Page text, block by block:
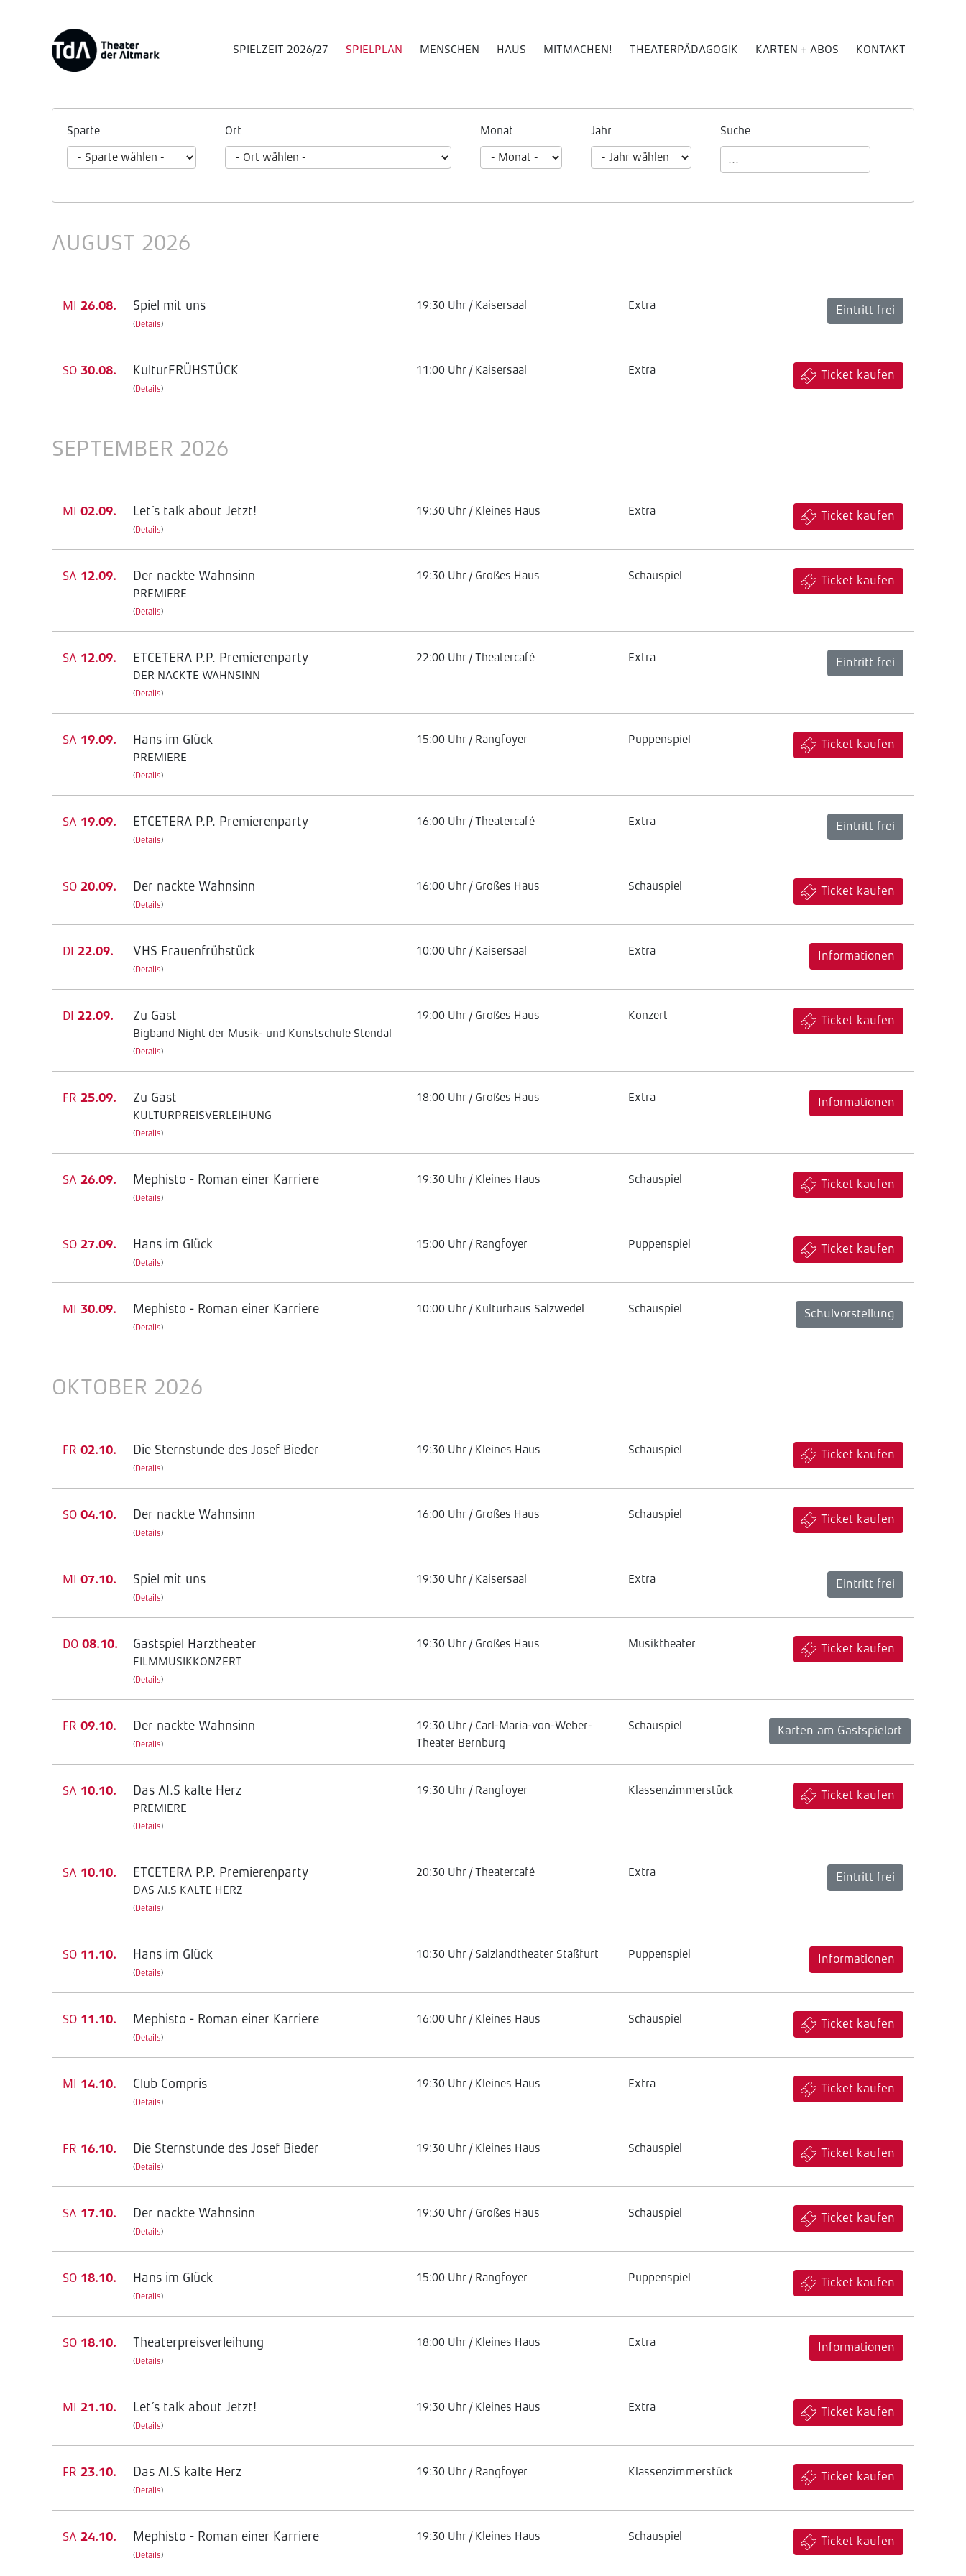
SPIELZEIT 2026/27 SPIELPLAN MENSCHEN HAUS MITMACHEN! THEATERPÄDAGOGIK KARTEN + ABOS KONTAKT
Sparte Ort Monat Jahr Suche
AUGUST 2026
MI 26.08. Spiel mit uns
(Details)
19:30 Uhr / Kaisersaal Extra Eintritt frei
SO 30.08. KulturFRÜHSTÜCK
(Details)
11:00 Uhr / Kaisersaal Extra Ticket kaufen
SEPTEMBER 2026
MI 02.09. Let´s talk about Jetzt!
(Details)
19:30 Uhr / Kleines Haus Extra Ticket kaufen
SA 12.09. Der nackte Wahnsinn
PREMIERE
(Details)
19:30 Uhr / Großes Haus Schauspiel Ticket kaufen
SA 12.09. ETCETERA P.P. Premierenparty
DER NACKTE WAHNSINN
(Details)
22:00 Uhr / Theatercafé Extra Eintritt frei
SA 19.09. Hans im Glück
PREMIERE
(Details)
15:00 Uhr / Rangfoyer Puppenspiel Ticket kaufen
SA 19.09. ETCETERA P.P. Premierenparty
(Details)
16:00 Uhr / Theatercafé Extra Eintritt frei
SO 20.09. Der nackte Wahnsinn
(Details)
16:00 Uhr / Großes Haus Schauspiel Ticket kaufen
DI 22.09. VHS Frauenfrühstück
(Details)
10:00 Uhr / Kaisersaal Extra Informationen
DI 22.09. Zu Gast
Bigband Night der Musik- und Kunstschule Stendal
(Details)
19:00 Uhr / Großes Haus Konzert Ticket kaufen
FR 25.09. Zu Gast
KULTURPREISVERLEIHUNG
(Details)
18:00 Uhr / Großes Haus Extra Informationen
SA 26.09. Mephisto - Roman einer Karriere
(Details)
19:30 Uhr / Kleines Haus Schauspiel Ticket kaufen
SO 27.09. Hans im Glück
(Details)
15:00 Uhr / Rangfoyer Puppenspiel Ticket kaufen
MI 30.09. Mephisto - Roman einer Karriere
(Details)
10:00 Uhr / Kulturhaus Salzwedel Schauspiel Schulvorstellung
OKTOBER 2026
FR 02.10. Die Sternstunde des Josef Bieder
(Details)
19:30 Uhr / Kleines Haus Schauspiel Ticket kaufen
SO 04.10. Der nackte Wahnsinn
(Details)
16:00 Uhr / Großes Haus Schauspiel Ticket kaufen
MI 07.10. Spiel mit uns
(Details)
19:30 Uhr / Kaisersaal Extra Eintritt frei
DO 08.10. Gastspiel Harztheater
FILMMUSIKKONZERT
(Details)
19:30 Uhr / Großes Haus Musiktheater Ticket kaufen
FR 09.10. Der nackte Wahnsinn
(Details)
19:30 Uhr / Carl-Maria-von-Weber-
Theater Bernburg
Schauspiel Karten am Gastspielort
SA 10.10. Das AI.S kalte Herz
PREMIERE
(Details)
19:30 Uhr / Rangfoyer Klassenzimmerstück Ticket kaufen
SA 10.10. ETCETERA P.P. Premierenparty
DAS AI.S KALTE HERZ
(Details)
20:30 Uhr / Theatercafé Extra Eintritt frei
SO 11.10. Hans im Glück
(Details)
10:30 Uhr / Salzlandtheater Staßfurt Puppenspiel Informationen
SO 11.10. Mephisto - Roman einer Karriere
(Details)
16:00 Uhr / Kleines Haus Schauspiel Ticket kaufen
MI 14.10. Club Compris
(Details)
19:30 Uhr / Kleines Haus Extra Ticket kaufen
FR 16.10. Die Sternstunde des Josef Bieder
(Details)
19:30 Uhr / Kleines Haus Schauspiel Ticket kaufen
SA 17.10. Der nackte Wahnsinn
(Details)
19:30 Uhr / Großes Haus Schauspiel Ticket kaufen
SO 18.10. Hans im Glück
(Details)
15:00 Uhr / Rangfoyer Puppenspiel Ticket kaufen
SO 18.10. Theaterpreisverleihung
(Details)
18:00 Uhr / Kleines Haus Extra Informationen
MI 21.10. Let´s talk about Jetzt!
(Details)
19:30 Uhr / Kleines Haus Extra Ticket kaufen
FR 23.10. Das AI.S kalte Herz
(Details)
19:30 Uhr / Rangfoyer Klassenzimmerstück Ticket kaufen
SA 24.10. Mephisto - Roman einer Karriere
(Details)
19:30 Uhr / Kleines Haus Schauspiel Ticket kaufen